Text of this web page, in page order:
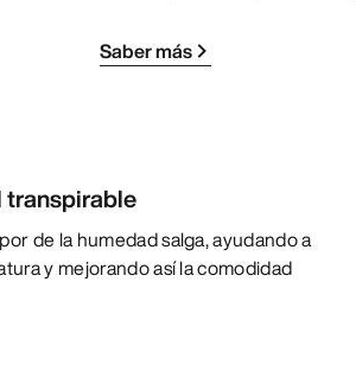
Saber más
de la humedad salga, ayudando a
y mejorando así la comodidad